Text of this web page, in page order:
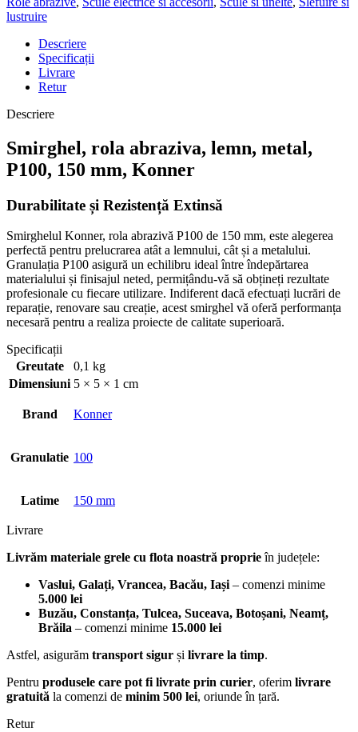
lustruire
Descriere
Specificații
Livrare
Retur
Descriere
Smirghel, rola abraziva, lemn, metal,
P100, 150 mm, Konner
Durabilitate și Rezistență Extinsă
Smirghelul Konner, rola abrazivă P100 de 150 mm, este alegerea
perfectă pentru prelucrarea atât a lemnului, cât și a metalului.
Granulația P100 asigură un echilibru ideal între îndepărtarea
materialului și finisajul neted, permițându-vă să obțineți rezultate
profesionale cu fiecare utilizare. Indiferent dacă efectuați lucrări de
reparație, renovare sau creație, acest smirghel vă oferă performanța
necesară pentru a realiza proiecte de calitate superioară.
Specificații
Greutate
0,1 kg
Dimensiuni 5 × 5 × 1 cm
Brand Konner
Granulatie 100
Latime 150 mm
Livrare
Livrăm materiale grele cu flota noastră proprieîn județele:
Vaslui, Galați, Vrancea, Bacău, Iași– comenzi minime
5.000 lei
Buzău, Constanța, Tulcea, Suceava, Botoșani, Neamț,
Brăila – comenzi minime 15.000 lei
Astfel, asigurăm transport sigur și livrare la timp.
Pentru produsele care pot fi livrate prin curier, oferim livrare
gratuită la comenzi de minim 500 lei, oriunde în țară.
Retur